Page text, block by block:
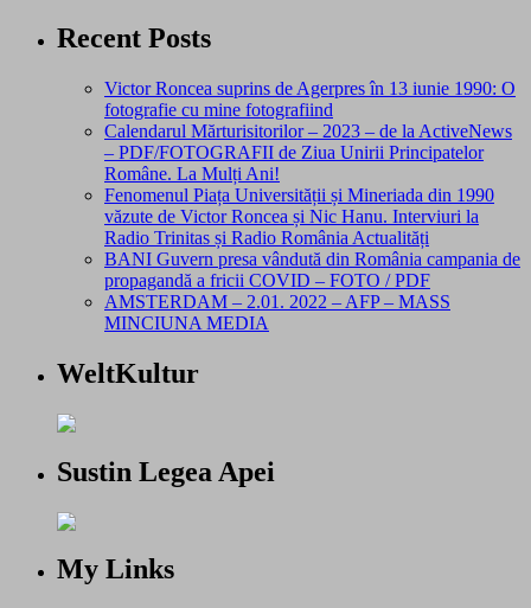
Recent Posts
Victor Roncea suprins de Agerpres în 13 iunie 1990: O
fotografie cu mine fotografiind
Calendarul Mărturisitorilor – 2023 – de la ActiveNews
– PDF/FOTOGRAFII de Ziua Unirii Principatelor
Române. La Mulți Ani!
Fenomenul Piața Universității și Mineriada din 1990
văzute de Victor Roncea și Nic Hanu. Interviuri la
Radio Trinitas și Radio România Actualități
BANI Guvern presa vândută din România campania de
propagandă a fricii COVID – FOTO / PDF
AMSTERDAM – 2.01. 2022 – AFP – MASS
MINCIUNA MEDIA
WeltKultur
Sustin Legea Apei
My Links